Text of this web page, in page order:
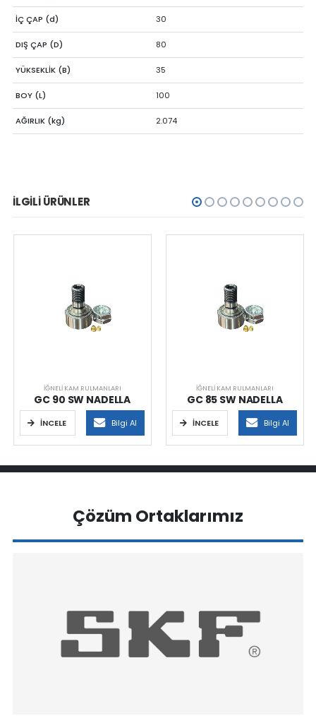
İÇ ÇAP (d) 30
DIŞ ÇAP (D) 80
YÜKSEKLİK (B) 35
BOY (L) 100
AĞIRLIK (kg) 2.074
İLGILI ÜRÜNLER
İĞNELI KAM RULMANLARI
GC 90 SW NADELLA
İNCELE Bilgi Al
İĞNELI KAM RULMANLARI
GC 85 SW NADELLA
İNCELE Bilgi Al
Çözüm Ortaklarımız